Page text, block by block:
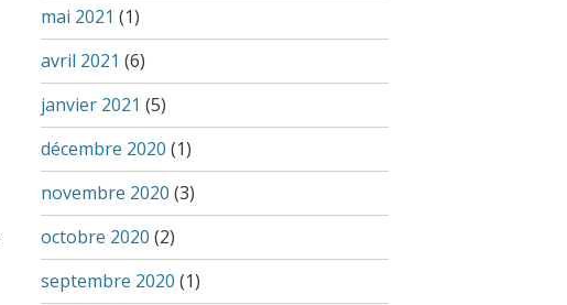
mai 2021 (1)
avril 2021 (6)
janvier 2021 (5)
décembre 2020 (1)
novembre 2020 (3)
octobre 2020 (2)
septembre 2020 (1)